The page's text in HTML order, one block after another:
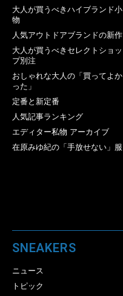
大人が買うべきハイブランド小
物
人気アウトドアブランドの新作
大人が買うべきセレクトショッ
プ別注
おしゃれな大人の「買ってよか
った」
定番と新定番
人気記事ランキング
エディター私物 アーカイブ
在原みゆ紀の「手放せない」服
SNEAKERS
ニュース
トピック